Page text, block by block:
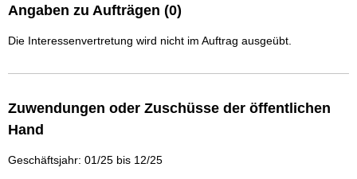
Angaben zu Aufträgen (0)
Die Interessenvertretung wird nicht im Auftrag ausgeübt.
Zuwendungen oder Zuschüsse der öffentlichen
Hand
Geschäftsjahr: 01/25 bis 12/25